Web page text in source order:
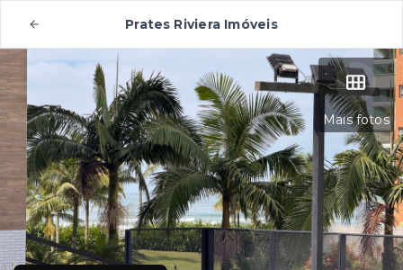
Prates Riviera Imóveis
Mais fotos